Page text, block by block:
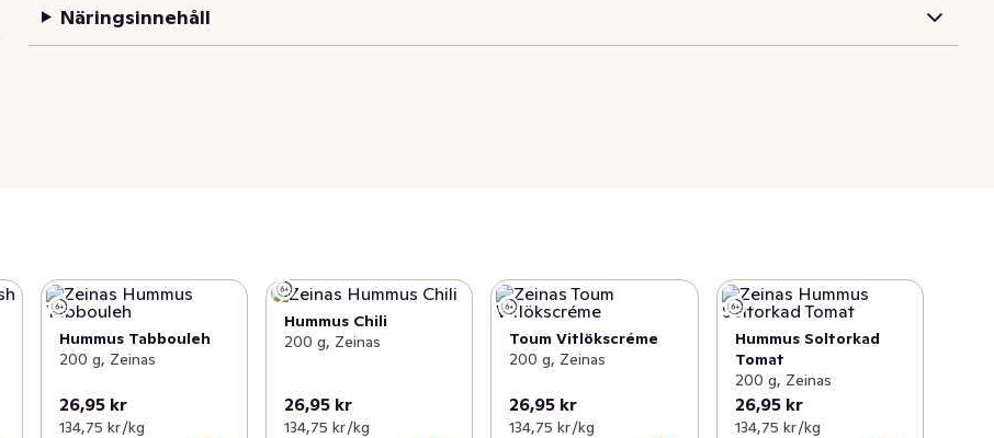
Näringsinnehåll
Hummus Tabbouleh
200 g, Zeinas
26,95 kr
134,75 kr /kg
Hummus Chili
200 g, Zeinas
26,95 kr
134,75 kr /kg
Toum Vitlökscréme
200 g, Zeinas
26,95 kr
134,75 kr /kg
Hummus Soltorkad
Tomat
200 g, Zeinas
26,95 kr
134,75 kr /kg